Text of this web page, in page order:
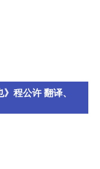
程公许 翻译、